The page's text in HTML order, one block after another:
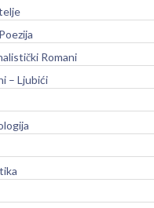
Romani
– Ljubići